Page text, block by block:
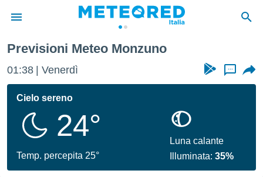
di
per
le
di
Previsioni Meteo Monzuno
01:38 Venerdì ...
Cielo sereno
24°
Temp. percepita 25°
Luna calante
Illuminata:35%